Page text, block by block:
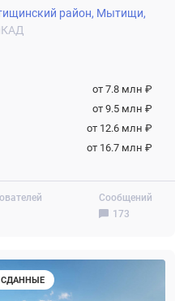
Сообщений
173
район, Мытищи,
от 7.8 млн ₽
от 9.5 млн ₽
от 12.6 млн ₽
от 16.7 млн ₽
СДАННЫЕ